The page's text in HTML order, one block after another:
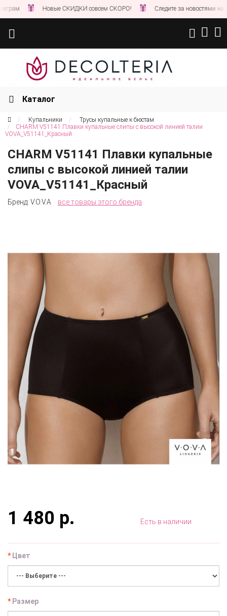
Новые СКИДКИ совсем СКОРО! Следите за новостями на
Каталог
Купальники
Трусы купальные к бюстам
CHARM V51141 Плавки купальные слипы с высокой линией талии
VOVA_V51141_Красный
CHARM V51141 Плавки купальные
слипы с высокой линией талии
VOVA_V51141_Красный
Бренд: V.O.V.A все товары этого бренда
1 480 р. Есть в наличии
Цвет
Размер